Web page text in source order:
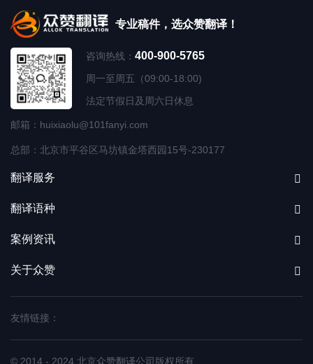
专业稿件，选众赞翻译！
咨询热线： 400-900-5765
周一至周五（09:00-18:00)
法定节假日及周六日休息
邮箱：huixiaolu@101fanyi.com
总部：北京市平谷区马坊镇金塔西园15号-230177
翻译服务
翻译语种
案例资讯
关于众赞
友情链接：
© 2014 - 2024 北京众赞翻译公司 版权所有